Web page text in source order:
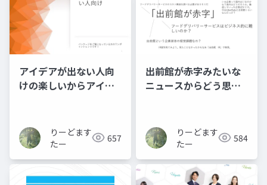
アイデアが出ない人向
けの楽しいからアイデ
りーどます
たー
657
出前館が赤字みたいな
ニュースからどう思考
りーどます
たー
584